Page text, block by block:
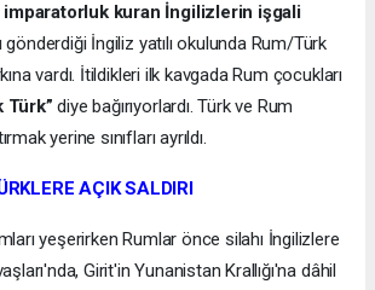
imparatorluk kuran İngilizlerin işgali
gönderdiği İngiliz yatılı okulunda Rum/Türk
vardı. İtildikleri ilk kavgada Rum çocukları
Türk” diye bağırıyorlardı. Türk ve Rum
yerine sınıfları ayrıldı.
AÇIK SALDIRI
yeşerirken Rumlar önce silahı İngilizlere
Girit'in Yunanistan Krallığı'na dâhil